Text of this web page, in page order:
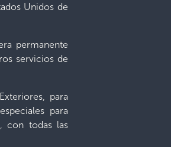
Unidos de
permanente
servicios de
para
para
con todas las